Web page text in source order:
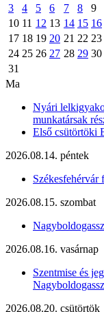
3
4 5 6 7 8
9
10 11 12 13 14 15 16
17 18 19 20 21 22 23
24 25 26 27 28 29 30
31
Ma
Nyári
munkatársak
Első csütörtöki
2026.08.14. péntek
Székesfehérvár
2026.08.15. szombat
2026.08.16. vasárnap
Szentmise és
2026.08.20. csütörtök